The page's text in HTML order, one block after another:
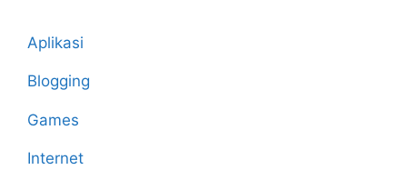
Aplikasi
Blogging
Games
Internet